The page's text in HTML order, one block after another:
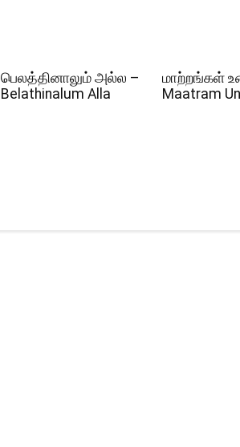
பெலத்தினாலும் அல்ல –
Belathinalum Alla
மாற்றங்கள்
Maatram